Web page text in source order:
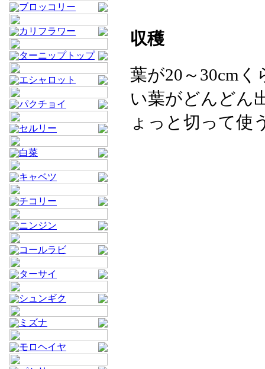
ブロッコリー
カリフラワー
ターニップトップ
エシャロット
パクチョイ
セルリー
白菜
キャベツ
チコリー
ニンジン
コールラビ
ターサイ
シュンギク
ミズナ
モロヘイヤ
収穫
葉が20～30cm
い葉がどんどん
ょっと切って使